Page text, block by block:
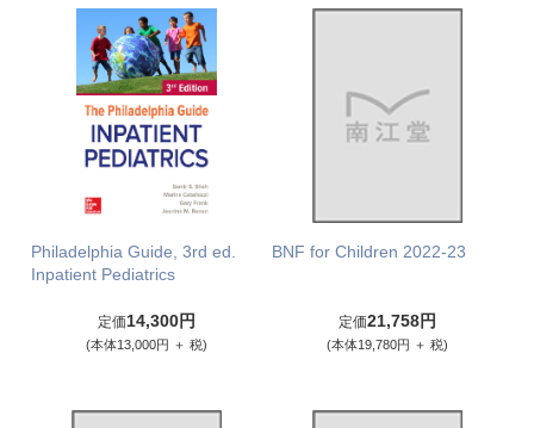
Philadelphia Guide, 3rd ed.
Inpatient Pediatrics
定価14,300円
(本体13,000円 ＋ 税)
BNF for Children 2022-23
定価21,758円
(本体19,780円 ＋ 税)